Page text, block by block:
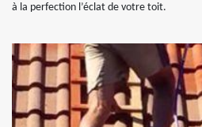
à la perfection l’éclat de votre toit.